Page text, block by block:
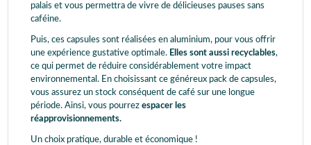
palais et vous permettra de vivre de délicieuses pauses sans
caféine.
Puis, ces capsules sont réalisées en aluminium, pour vous offrir
une expérience gustative optimale. E lles sont aussi recyclables,
ce qui permet de réduire considérablement votre impact
environnemental. En choisissant ce généreux pack de capsules,
vous assurez un stock conséquent de café sur une longue
période. Ainsi, vous pourrez espacer les
réapprovisionnements.
Un choix pratique, durable et économique !